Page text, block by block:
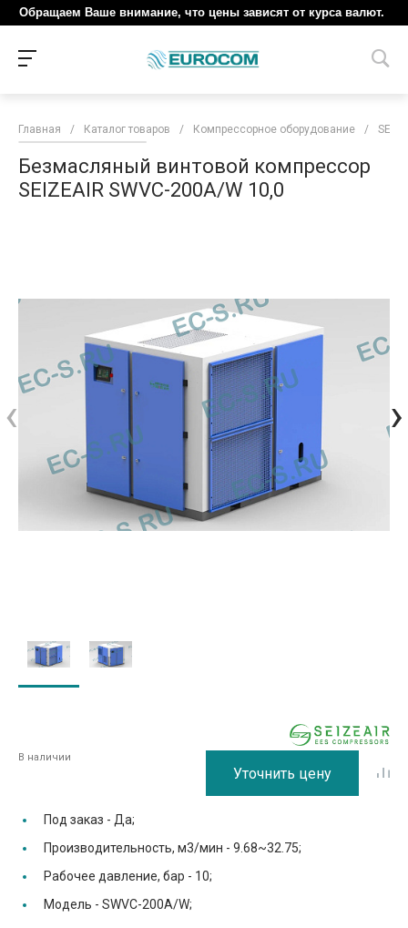
Обращаем Ваше внимание, что цены зависят от курса валют.
Главная / Каталог товаров / Компрессорное оборудование /
Безмасляный винтовой компрессор
SEIZEAIR SWVC-200A/W 10,0
‹ ›
В наличии
Уточнить цену
Под заказ - Да;
Производительность, м3/мин - 9.68~32.75;
Рабочее давление, бар - 10;
Модель - SWVC-200A/W;